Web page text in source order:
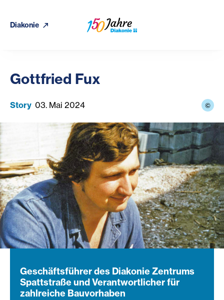
Diakonie
Gottfried Fux
Story 03. Mai 2024 ©
Geschäftsführer des Diakonie Zentrums
Spattstraße und Verantwortlicher für
zahlreiche Bauvorhaben